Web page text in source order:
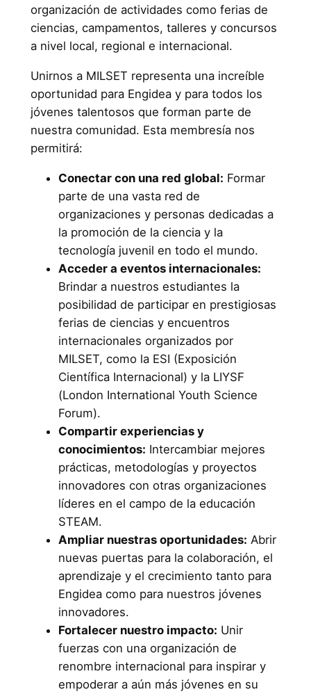
organización de actividades como ferias de
ciencias, campamentos, talleres y concursos
a nivel local, regional e internacional.
Unirnos a MILSET representa una increíble
oportunidad para Engidea y para todos los
jóvenes talentosos que forman parte de
nuestra comunidad. Esta membresía nos
permitirá:
Conectar con una red global: Formar
parte de una vasta red de
organizaciones y personas dedicadas a
la promoción de la ciencia y la
tecnología juvenil en todo el mundo.
Acceder a eventos internacionales:
Brindar a nuestros estudiantes la
posibilidad de participar en prestigiosas
ferias de ciencias y encuentros
internacionales organizados por
MILSET, como la ESI (Exposición
Científica Internacional) y la LIYSF
(London International Youth Science
Forum).
Compartir experiencias y
conocimientos: Intercambiar mejores
prácticas, metodologías y proyectos
innovadores con otras organizaciones
líderes en el campo de la educación
STEAM.
Ampliar nuestras oportunidades: Abrir
nuevas puertas para la colaboración, el
aprendizaje y el crecimiento tanto para
Engidea como para nuestros jóvenes
innovadores.
Fortalecer nuestro impacto: Unir
fuerzas con una organización de
renombre internacional para inspirar y
empoderar a aún más jóvenes en su